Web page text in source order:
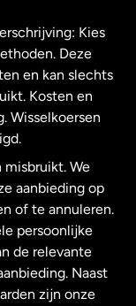
Kies
Deze
en kan slechts
Kosten en
Wisselkoersen
misbruikt. We
aanbieding op
of te annuleren.
persoonlijke
de relevante
Naast
zijn onze